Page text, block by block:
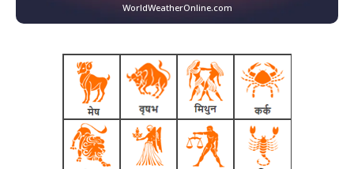
WorldWeatherOnline.com